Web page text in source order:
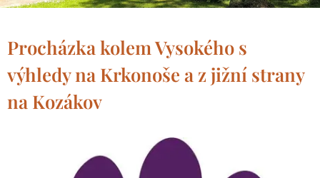
Procházka kolem Vysokého s
výhledy na Krkonoše a z jižní strany
na Kozákov